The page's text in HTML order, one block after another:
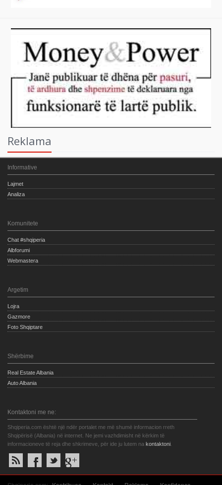
Reklama
Informative
Lajmet
Analiza
Komunitete
Chat #shqiperia
Albforumi
Webmastera
Argetim
Lojra
Gazmore
Foto Shqiptare
Shërbime
Real Estate Albania
Auto Albania
Kontaktoni me ne:
Shqiperia.com është një ndër portalet me më shumë informacion rreth
Shqipërisë (Albania) në internet. Ne jemi vazhdimisht në kërkim të
informacioneve të reja dhe shkrimeve, për ide ju lutem na kontaktoni